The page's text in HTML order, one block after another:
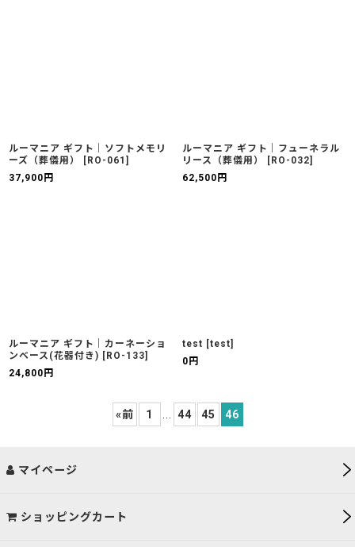
ルーマニア ギフト｜ソフトメモリ
ーズ（葬儀用）
[ RO-061 ]
37,900 円
ルーマニア ギフト｜フューネラル
リース（葬儀用）
[ RO-032]
62,500 円
ルーマニア ギフト｜カーネーショ
ンベース(花器付き) [ RO-133]
24,800 円
test [test]
0 円
«前 1 44 45 46
マイページ
ショッピングカート